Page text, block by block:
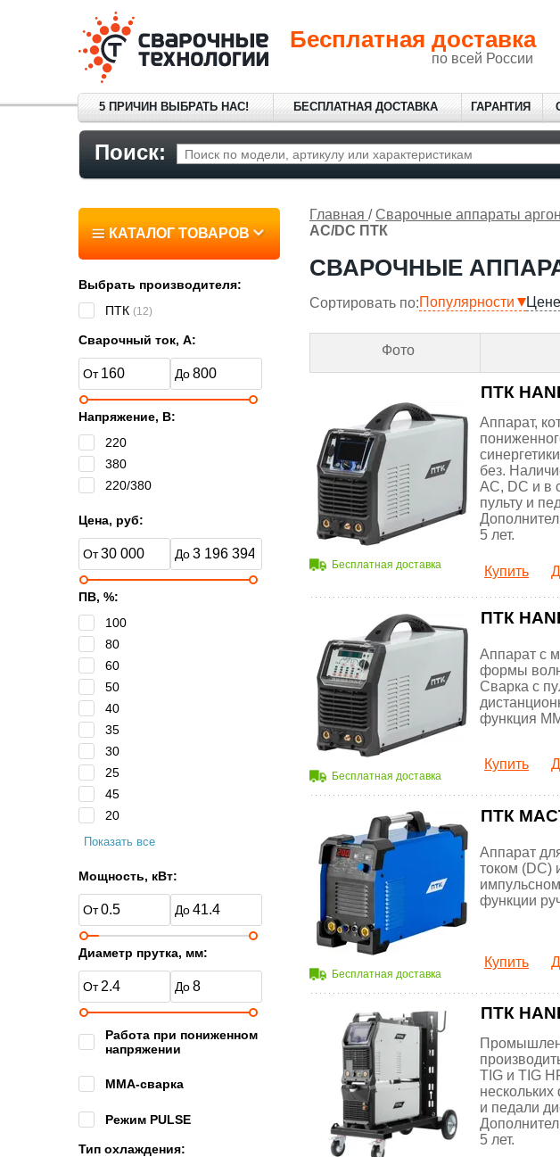
Бесплатная доставка
по всей России
5 ПРИЧИН ВЫБРАТЬ НАС! БЕСПЛАТНАЯ ДОСТАВКА ГАРАНТИЯ
Поиск:
Главная /Сварочные аппараты
AC/DC ПТК
СВАРОЧНЫЕ
Сортировать по:Популярности Цене
Фото
Бесплатная доставка
ПТК
Аппарат,
без.
AC, DC и в
пульту и
5 лет.
Купить
Бесплатная доставка
ПТК
Аппарат с
формы
Сварка с
функция
Купить
Бесплатная доставка
ПТК
Аппарат
током (DC)
функции
Купить
ПТК
TIG и TIG
и педали
5 лет.
КАТАЛОГ ТОВАРОВ
Выбрать производителя:
ПТК (12)
Сварочный ток, А:
Напряжение, B:
220
380
220/380
Цена, руб:
ПВ, %:
100
80
60
50
40
35
30
25
45
20
Показать все
Мощность, кВт:
Диаметр прутка, мм:
Работа при пониженном
напряжении
MMA-сварка
Режим PULSE
Тип охлаждения: